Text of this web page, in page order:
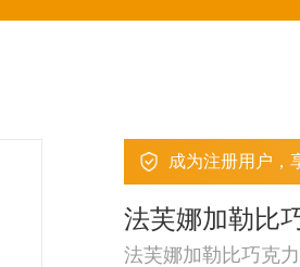
成为注册用户，
法芙娜加勒比
法芙娜加勒比巧克力